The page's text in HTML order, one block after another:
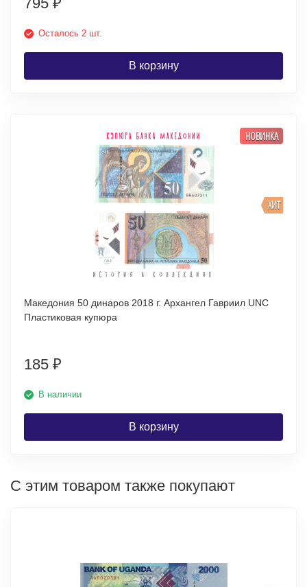
₽
Осталось 2 шт.
В корзину
ХИТ
НОВИНКА
Македония 50 динаров 2018 г. Архангел Гавриил UNC
Пластиковая купюра
185 ₽
В наличии
В корзину
С этим товаром также покупают